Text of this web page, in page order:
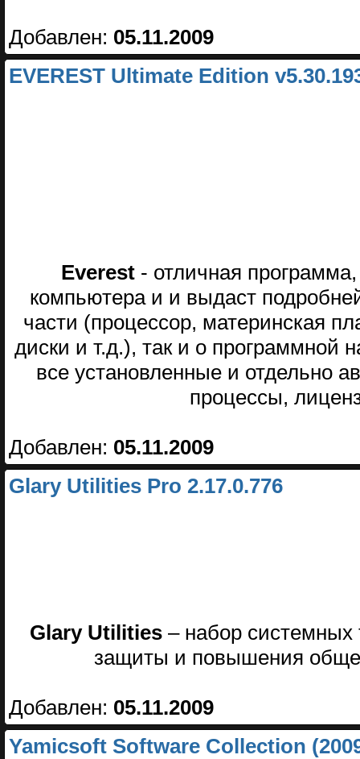
Добавлен: 05.11.2009
EVEREST Ultimate Edition
Everest - отличная
компьютера и и выдаст
части (процессор, материнская
диски и т.д.), так и о программной
все установленные и отдельно
процессы,
Добавлен: 05.11.2009
Glary Utilities Pro 2.17.0.776
Glary Utilities – набор системных
защиты и повышения
Добавлен: 05.11.2009
Yamicsoft Software Collection